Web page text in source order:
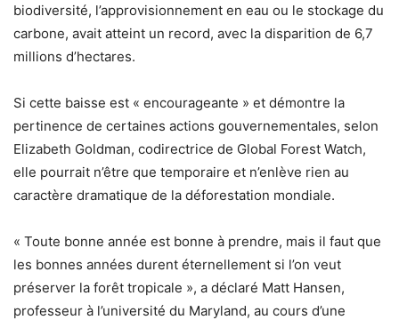
biodiversité, l’approvisionnement en eau ou le stockage du
carbone, avait atteint un record, avec la disparition de 6,7
millions d’hectares.
Si cette baisse est « encourageante » et démontre la
pertinence de certaines actions gouvernementales, selon
Elizabeth Goldman, codirectrice de Global Forest Watch,
elle pourrait n’être que temporaire et n’enlève rien au
caractère dramatique de la déforestation mondiale.
« Toute bonne année est bonne à prendre, mais il faut que
les bonnes années durent éternellement si l’on veut
préserver la forêt tropicale », a déclaré Matt Hansen,
professeur à l’université du Maryland, au cours d’une